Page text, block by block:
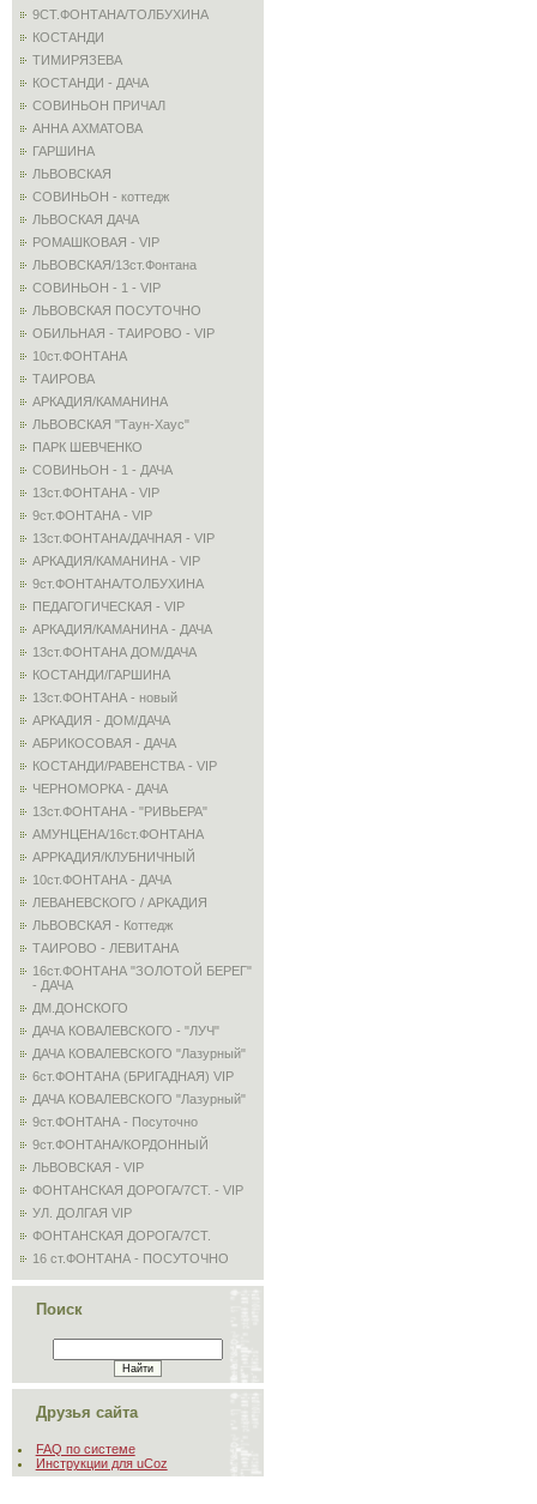
9СТ.ФОНТАНА/ТОЛБУХИНА
КОСТАНДИ
ТИМИРЯЗЕВА
КОСТАНДИ - ДАЧА
СОВИНЬОН ПРИЧАЛ
АННА АХМАТОВА
ГАРШИНА
ЛЬВОВСКАЯ
СОВИНЬОН - коттедж
ЛЬВОСКАЯ ДАЧА
РОМАШКОВАЯ - VIP
ЛЬВОВСКАЯ/13ст.Фонтана
СОВИНЬОН - 1 - VIP
ЛЬВОВСКАЯ ПОСУТОЧНО
ОБИЛЬНАЯ - ТАИРОВО - VIP
10ст.ФОНТАНА
ТАИРОВА
АРКАДИЯ/КАМАНИНА
ЛЬВОВСКАЯ "Таун-Хаус"
ПАРК ШЕВЧЕНКО
СОВИНЬОН - 1 - ДАЧА
13ст.ФОНТАНА - VIP
9ст.ФОНТАНА - VIP
13ст.ФОНТАНА/ДАЧНАЯ - VIP
АРКАДИЯ/КАМАНИНА - VIP
9ст.ФОНТАНА/ТОЛБУХИНА
ПЕДАГОГИЧЕСКАЯ - VIP
АРКАДИЯ/КАМАНИНА - ДАЧА
13ст.ФОНТАНА ДОМ/ДАЧА
КОСТАНДИ/ГАРШИНА
13ст.ФОНТАНА - новый
АРКАДИЯ - ДОМ/ДАЧА
АБРИКОСОВАЯ - ДАЧА
КОСТАНДИ/РАВЕНСТВА - VIP
ЧЕРНОМОРКА - ДАЧА
13ст.ФОНТАНА - "РИВЬЕРА"
АМУНЦЕНА/16ст.ФОНТАНА
АРРКАДИЯ/КЛУБНИЧНЫЙ
10ст.ФОНТАНА - ДАЧА
ЛЕВАНЕВСКОГО / АРКАДИЯ
ЛЬВОВСКАЯ - Коттедж
ТАИРОВО - ЛЕВИТАНА
16ст.ФОНТАНА "ЗОЛОТОЙ БЕРЕГ"
- ДАЧА
ДМ.ДОНСКОГО
ДАЧА КОВАЛЕВСКОГО - "ЛУЧ"
ДАЧА КОВАЛЕВСКОГО "Лазурный"
6ст.ФОНТАНА (БРИГАДНАЯ) VIP
ДАЧА КОВАЛЕВСКОГО "Лазурный"
9ст.ФОНТАНА - Посуточно
9ст.ФОНТАНА/КОРДОННЫЙ
ЛЬВОВСКАЯ - VIP
ФОНТАНСКАЯ ДОРОГА/7СТ. - VIP
УЛ. ДОЛГАЯ VIP
ФОНТАНСКАЯ ДОРОГА/7СТ.
16 ст.ФОНТАНА - ПОСУТОЧНО
Поиск
Друзья сайта
FAQ по системе
Инструкции для uCoz